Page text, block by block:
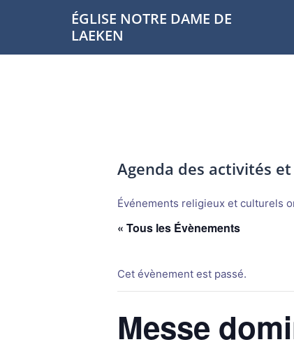
ÉGLISE NOTRE DAME DE
LAEKEN
Agenda des activités
Événements religieux et culturels
« Tous les Évènements
Cet évènement est passé.
Messe